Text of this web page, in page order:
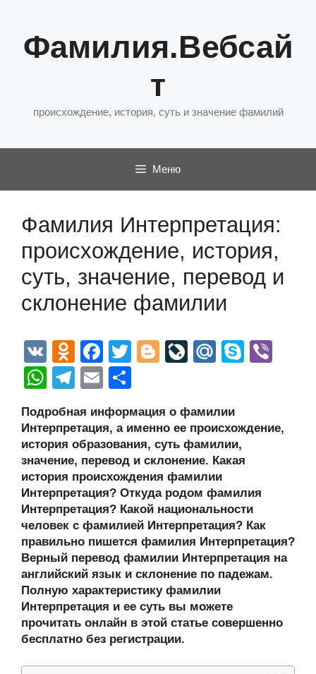
содержимому
Фамилия.Вебсай
т
происхождение, история, суть и значение фамилий
Меню
Фамилия Интерпретация:
происхождение, история,
суть, значение, перевод и
склонение фамилии
V
K
O
d
n
o
kl
a
ss
ni
ki
F
a
c
e
b
o
o
k
T
er
Bl
g
er
Li
J
o
ur
n
al
M
u
S
e
W
at
s
A
p
p
T
e
gr
a
m
E
ail р
а
в
и
ть
Подробная информация о фамилии
Интерпретация, а именно ее происхождение,
история образования, суть фамилии,
значение, перевод и склонение. Какая
история происхождения фамилии
Интерпретация? Откуда родом фамилия
Интерпретация? Какой национальности
человек с фамилией Интерпретация? Как
правильно пишется фамилия Интерпретация?
Верный перевод фамилии Интерпретация на
английский язык и склонение по падежам.
Полную характеристику фамилии
Интерпретация и ее суть вы можете
прочитать онлайн в этой статье совершенно
бесплатно без регистрации.